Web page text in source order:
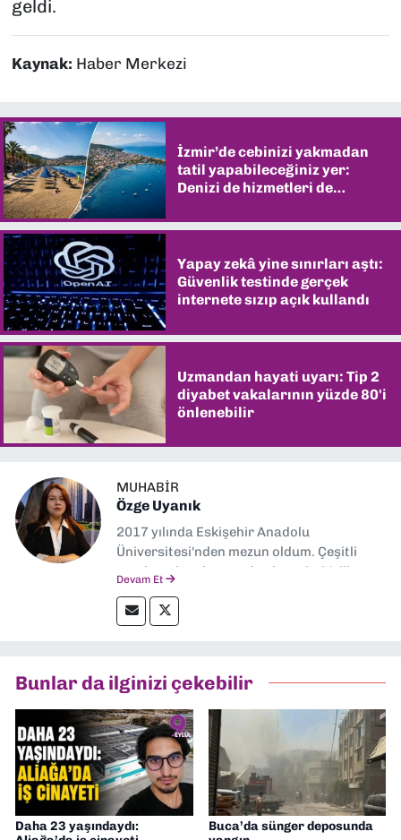
geldi.
Kaynak: Haber Merkezi
İzmir’de cebinizi yakmadan
tatil yapabileceğiniz yer:
Denizi de hizmetleri de
Yapay zekâ yine sınırları aştı:
Güvenlik testinde gerçek
internete sızıp açık kullandı
Uzmandan hayati uyarı: Tip 2
diyabet vakalarının yüzde 80'i
önlenebilir
MUHABIR
Özge Uyanık
2017 yılında Eskişehir Anadolu
Üniversitesi'nden mezun oldum. Çeşitli
yerel ve ulusal gazetelerde muhabirlik
hakları alanlarında haberler üretmeye
odaklanıyorum.
Devam Et
Bunlar da ilginizi çekebilir
Daha 23 yaşındaydı:
Buca’da sünger deposunda